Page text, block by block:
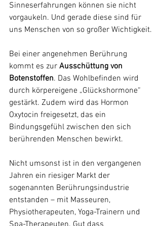
Sinneserfahrungen können sie nicht
vorgaukeln. Und gerade diese sind für
uns Menschen von so großer Wichtigkeit.
Bei einer angenehmen Berührung
kommt es zur Ausschüttung von
Botenstoffen. Das Wohlbefinden wird
durch körpereigene „Glückshormone“
gestärkt. Zudem wird das Hormon
Oxytocin freigesetzt, das ein
Bindungsgefühl zwischen den sich
berührenden Menschen bewirkt.
Nicht umsonst ist in den vergangenen
Jahren ein riesiger Markt der
sogenannten Berührungsindustrie
entstanden – mit Masseuren,
Physiotherapeuten, Yoga-Trainern und